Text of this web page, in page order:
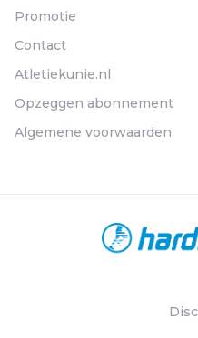
Promotie
Contact
Atletiekunie.nl
Opzeggen abonnement
Algemene voorwaarden